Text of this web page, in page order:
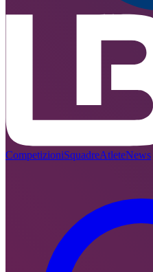
CompetizioniSquadreAtleteNews